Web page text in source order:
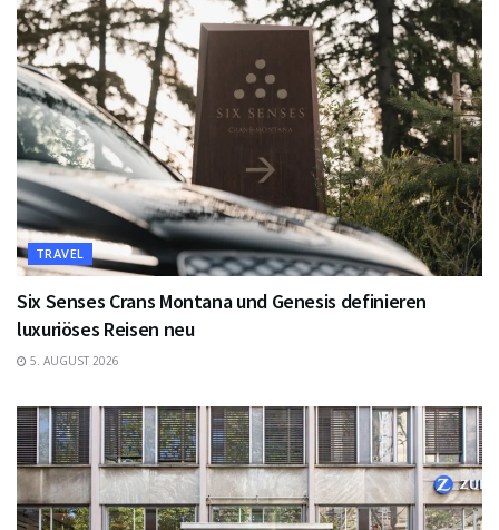
TRAVEL
Six Senses Crans Montana und Genesis definieren
luxuriöses Reisen neu
5. AUGUST 2026